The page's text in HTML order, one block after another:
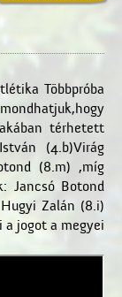
Többpróba
térhetett
(4.b)Virág
(8.m) ,míg
Jancsó Botond
Zalán (8.i)
jogot a megyei